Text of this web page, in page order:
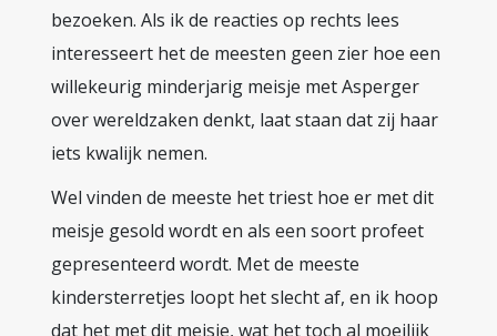
bezoeken. Als ik de reacties op rechts lees
interesseert het de meesten geen zier hoe een
willekeurig minderjarig meisje met Asperger
over wereldzaken denkt, laat staan dat zij haar
iets kwalijk nemen.
Wel vinden de meeste het triest hoe er met dit
meisje gesold wordt en als een soort profeet
gepresenteerd wordt. Met de meeste
kindersterretjes loopt het slecht af, en ik hoop
dat het met dit meisje, wat het toch al moeilijk